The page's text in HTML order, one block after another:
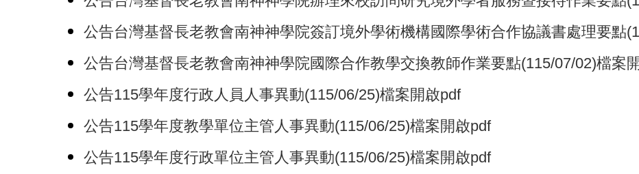
公告台灣基督長老教會南神神學院簽訂境外學術機構國際學術合作協議書處理要點
公告台灣基督長老教會南神神學院國際合作教學交換教師作業要點(115/07/02)檔案
公告115學年度行政人員人事異動(115/06/25)檔案開啟pdf
公告115學年度教學單位主管人事異動(115/06/25)檔案開啟pdf
公告115學年度行政單位主管人事異動(115/06/25)檔案開啟pdf